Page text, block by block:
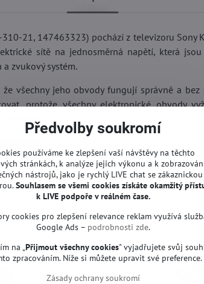
21, 147463323) pochází z televizoru Sony
sítě na jednosměrná napětí, která
zvukový systém.
všechny jeho obvody fungují správně a bez
protože všechny elektronické obvody
TV
Předvolby soukromí
používáme ke zlepšení vaší návštěvy na těchto
stránkách, k analýze jejich výkonu a k
nástrojů, jako je rychlý LIVE chat se zákaznickou
Souhlasem se všemi cookies získáte okamžitý
k LIVE podpoře v reálném čase.
cookies pro zlepšení relevance reklam využívá
Google Ads – podrobnosti zde.
na „Přijmout všechny cookies" vyjadřujete svůj
zpracováním. Níže si můžete upravit své preference.
Zásady ochrany soukromí